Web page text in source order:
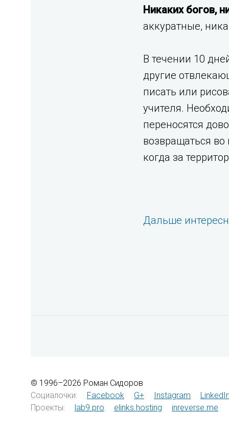
Никаких богов,
аккуратные,
В течении 10
другие
писать или
учителя.
переносятся
возвращаться
когда за
Дальше
© 1996–2026 Роман Сидоров
Социалочки:
Facebook G+ Instagram
Проекты:
lab9.pro elinks.hosting inreverse.me